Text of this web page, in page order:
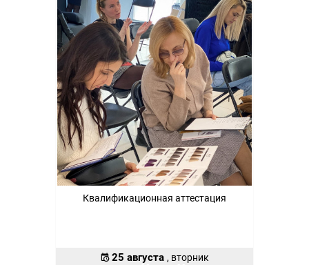
Квалификационная аттестация
25 августа , вторник